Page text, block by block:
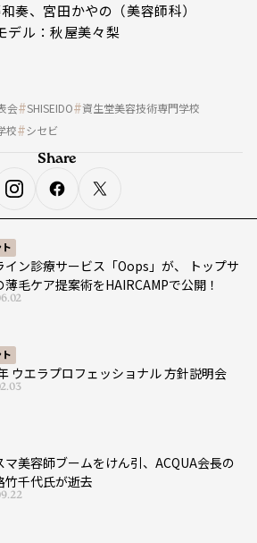
奏、宮田かやの（美容師科）
デル：秋屋美々梨
会 SHISEIDO
資生堂美容技術専門学校
校 シセビ
イン診療サービス「Oops」が、 トップサ
薄毛ケア提案術をHAIRCAMPで公開！
ウエラプロフェッショナル 方針説明会
マ美容師ブームをけん引、ACQUA会長の
竹千代氏が逝去
Share